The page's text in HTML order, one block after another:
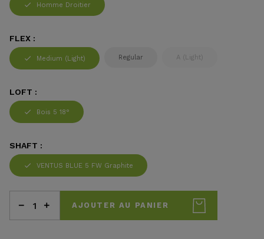
Homme Droitier
FLEX :
Medium (Light) Regular A (Light)
LOFT :
Bois 5 18°
SHAFT :
VENTUS BLUE 5 FW Graphite
AJOUTER AU PANIER